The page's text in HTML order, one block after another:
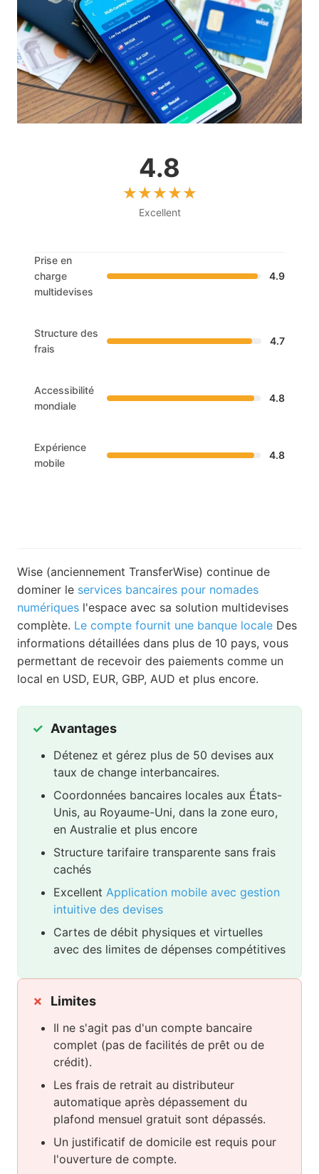
4.8
Excellent
Prise en
charge
multidevises
4.9
Structure des
frais
4.7
Accessibilité
mondiale
4.8
Expérience
mobile
4.8
Wise (anciennement TransferWise) continue de
dominer le services bancaires pour nomades
numériques l'espace avec sa solution multidevises
complète. Le compte fournit une banque locale Des
informations détaillées dans plus de 10 pays, vous
permettant de recevoir des paiements comme un
local en USD, EUR, GBP, AUD et plus encore.
Avantages
Détenez et gérez plus de 50 devises aux
taux de change interbancaires.
Coordonnées bancaires locales aux États-
Unis, au Royaume-Uni, dans la zone euro,
en Australie et plus encore
Structure tarifaire transparente sans frais
cachés
Excellent Application mobile avec gestion
intuitive des devises
Cartes de débit physiques et virtuelles
avec des limites de dépenses compétitives
Limites
Il ne s'agit pas d'un compte bancaire
complet (pas de facilités de prêt ou de
crédit).
Les frais de retrait au distributeur
automatique après dépassement du
plafond mensuel gratuit sont dépassés.
Un justificatif de domicile est requis pour
l'ouverture de compte.